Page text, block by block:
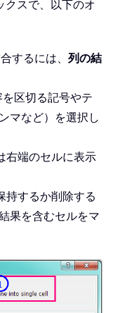
クスで、以下のオ
するには、 列の結
区切る記号やテ
マなど）を選択し
右端のセルに表示
持するか削除する
果を含むセルをマ